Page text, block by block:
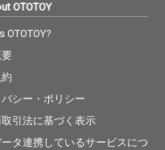
OTOTOY
OTOTOY?
シー・ポリシー
引法に基づく表示
タ連携しているサービスにつ